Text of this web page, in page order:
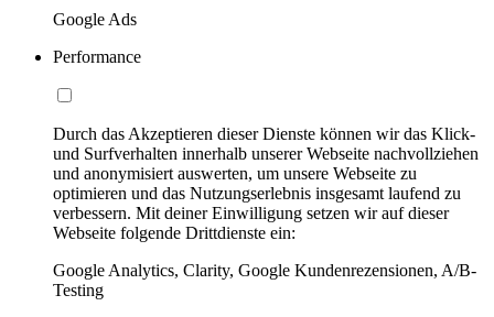
Google Ads
Performance
Durch das Akzeptieren dieser Dienste können wir das Klick-
und Surfverhalten innerhalb unserer Webseite nachvollziehen
und anonymisiert auswerten, um unsere Webseite zu
optimieren und das Nutzungserlebnis insgesamt laufend zu
verbessern. Mit deiner Einwilligung setzen wir auf dieser
Webseite folgende Drittdienste ein:
Google Analytics, Clarity, Google Kundenrezensionen, A/B-
Testing